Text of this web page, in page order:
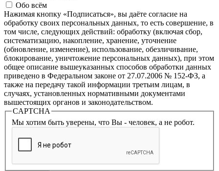
Обо всём
Нажимая кнопку «Подписаться», вы даёте согласие на
обработку своих персональных данных, то есть совершение, в
том числе, следующих действий: обработку (включая сбор,
систематизацию, накопление, хранение, уточнение
(обновление, изменение), использование, обезличивание,
блокирование, уничтожение персональных данных), при этом
общее описание вышеуказанных способов обработки данных
приведено в Федеральном законе от 27.07.2006 № 152-ФЗ, а
также на передачу такой информации третьим лицам, в
случаях, установленных нормативными документами
вышестоящих органов и законодательством.
CAPTCHA
Мы хотим быть уверены, что Вы - человек, а не робот.